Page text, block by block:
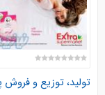
تولید، توزیع و فروش